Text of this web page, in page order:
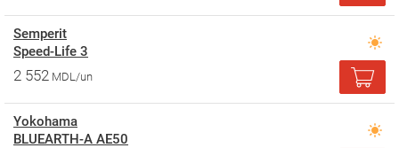
Semperit
Speed-Life 3
2 552 MDL/un
Yokohama
BLUEARTH-A AE50